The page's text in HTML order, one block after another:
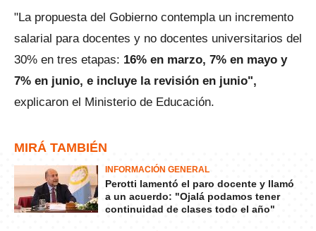
"La propuesta del Gobierno contempla un incremento
salarial para docentes y no docentes universitarios del
30% en tres etapas: 16% en marzo, 7% en mayo y
7% en junio, e incluye la revisión en junio",
explicaron el Ministerio de Educación.
MIRÁ TAMBIÉN
INFORMACIÓN GENERAL
Perotti lamentó el paro docente y llamó
a un acuerdo: "Ojalá podamos tener
continuidad de clases todo el año"